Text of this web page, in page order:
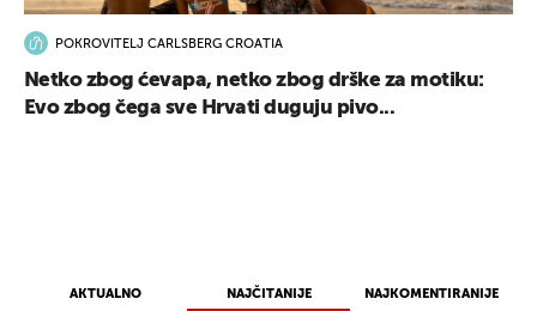
AKTUALNO NAJČITANIJE NAJKOMENTIRANIJE
POKROVITELJ CARLSBERG CROATIA
Netko zbog ćevapa, netko zbog drške za motiku:
Evo zbog čega sve Hrvati duguju pivo...